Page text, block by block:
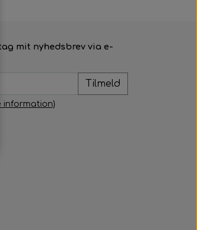
mit nyhedsbrev via e-
Tilmeld
information)